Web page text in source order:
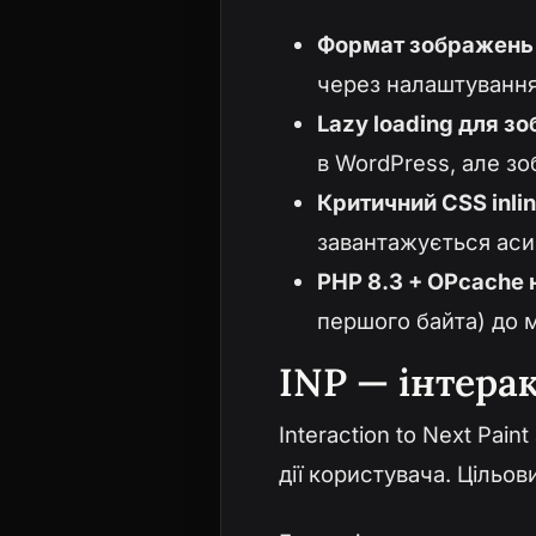
Формат зображень
через
Lazy loading для
в WordPress, але
Критичний CSS
завантажується
PHP 8.3 + OPcache
першого байта) до
INP —
Interaction to Next Paint
дії користувача.